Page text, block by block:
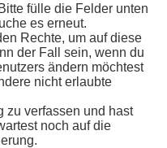
fülle die Felder unten
es erneut.
Rechte, um auf diese
der Fall sein, wenn du
ändern möchtest
nicht erlaubte
zu verfassen und hast
noch auf die